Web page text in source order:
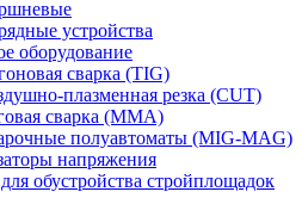
устройства
оборудование
сварка (TIG)
плазменная резка (CUT)
сварка (ММА)
полуавтоматы (MIG-MAG)
напряжения
обустройства стройплощадок